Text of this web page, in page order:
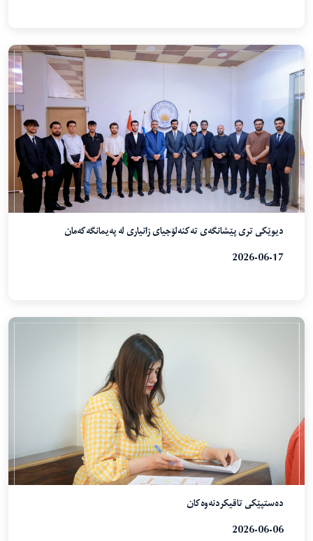
دیوێکی تری پێشانگەی تەکنەلۆجیای زانیاری لە پەیمانگەکەمان
2026-06-17
دەستپێکی تاقیکردنەوەکان
2026-06-06